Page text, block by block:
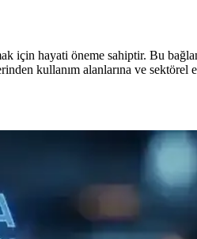
için hayati öneme sahiptir. Bu
kullanım alanlarına ve sektörel
RAM ve sınırlı bağlantı